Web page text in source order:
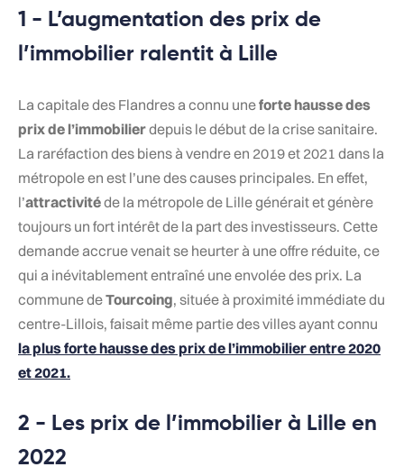
1 - L’augmentation des prix de
l’immobilier ralentit à Lille
La capitale des Flandres a connu uneforte hausse des
prix de l’immobilierdepuis le début de la crise sanitaire.
La raréfaction des biens à vendre en 2019 et 2021 dans la
métropole en est l’une des causes principales. En effet,
l’attractivitéde la métropole de Lille générait et génère
toujours un fort intérêt de la part des investisseurs. Cette
demande accrue venait se heurter à une offre réduite, ce
qui a inévitablement entraîné une envolée des prix. La
commune deTourcoing, située à proximité immédiate du
centre-Lillois, faisait même partie des villes ayant connu
la plus forte hausse des prix de l’immobilier entre 2020
et 2021.
2 - Les prix de l’immobilier à Lille en
2022